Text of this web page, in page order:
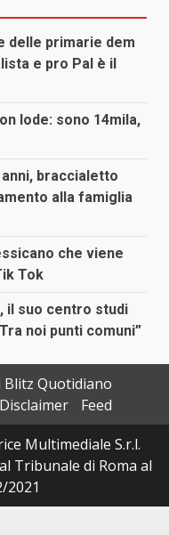
delle primarie dem
e pro Pal è il
lode: sono 14mila,
braccialetto
alla famiglia
che viene
Tok
il suo centro studi
noi punti comuni”
Blitz Quotidiano
Disclaimer
Feed
Multimediale S.r.l.
Tribunale di Roma al
2021